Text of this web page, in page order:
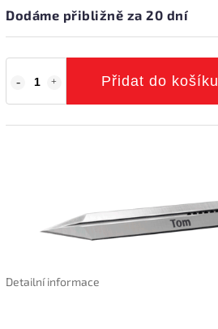
Dodáme přibližně za 20 dní
Přidat do košíku
Detailní informace